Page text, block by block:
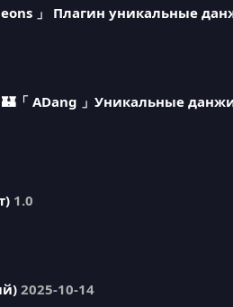
」 Плагин уникальные
🏰「 ADang 」Уникальные
1.0
2025-10-14